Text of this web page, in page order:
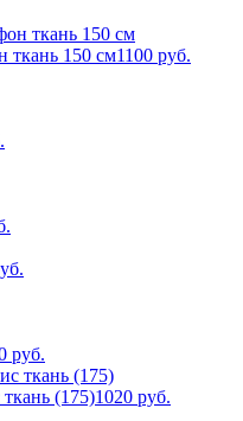
ткань 150 см1100 руб.
руб.
(175)1020 руб.